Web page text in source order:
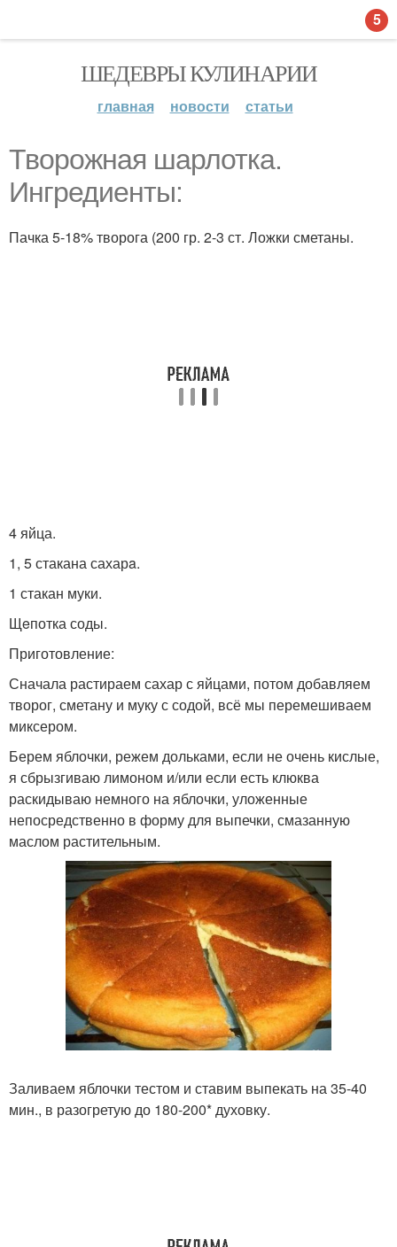
ШЕДЕВРЫ КУЛИНАРИИ
главная новости статьи
Творожная шарлотка.
Ингредиенты:
Пачка 5-18% творога (200 гр. 2-3 ст. Ложки сметаны.
4 яйца.
1, 5 стакана сахарa.
1 стакан муки.
Щeпотка соды.
Приготовление:
Сначала растираем сахар с яйцами, потом добавляем
творог, сметану и муку с содой, всё мы перемешиваем
миксером.
Берем яблочки, режем дольками, если не очень кислые,
я сбрызгиваю лимоном и/или если есть клюква
раскидываю немного на яблочки, уложенные
непосредственно в форму для выпечки, смазанную
маслом растительным.
Заливаем яблочки тестом и ставим выпекать на 35-40
мин., в разогретую до 180-200* духовку.
5